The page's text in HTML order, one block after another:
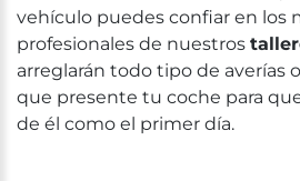
vehículo puedes confiar en los
profesionales de nuestros
arreglarán todo tipo de averías
que presente tu coche para
de él como el primer día.